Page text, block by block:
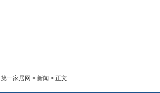
第一家居网 > 新闻 > 正文